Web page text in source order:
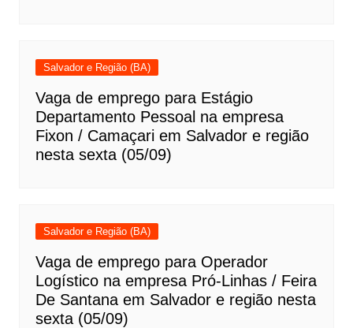
Salvador e Região (BA)
Vaga de emprego para Estágio
Departamento Pessoal na empresa
Fixon / Camaçari em Salvador e região
nesta sexta (05/09)
Salvador e Região (BA)
Vaga de emprego para Operador
Logístico na empresa Pró-Linhas / Feira
De Santana em Salvador e região nesta
sexta (05/09)